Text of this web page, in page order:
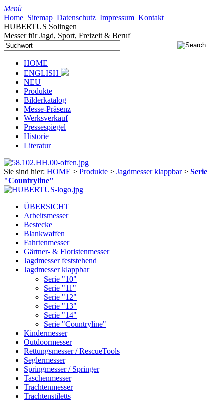
Menü
Home Sitemap Datenschutz Impressum Kontakt
HUBERTUS Solingen
Messer für Jagd, Sport, Freizeit & Beruf
HOME
ENGLISH
NEU
Produkte
Bilderkatalog
Messe-Präsenz
Werksverkauf
Pressespiegel
Historie
Literatur
Sie sind hier: HOME > Produkte > Jagdmesser klappbar > Serie
"Countryline"
ÜBERSICHT
Arbeitsmesser
Bestecke
Blankwaffen
Fahrtenmesser
Gärtner- & Floristenmesser
Jagdmesser feststehend
Jagdmesser klappbar
Serie "10"
Serie "11"
Serie "12"
Serie "13"
Serie "14"
Serie "Countryline"
Kindermesser
Outdoormesser
Rettungsmesser / RescueTools
Seglermesser
Springmesser / Springer
Taschenmesser
Trachtenmesser
Trachtenstiletts